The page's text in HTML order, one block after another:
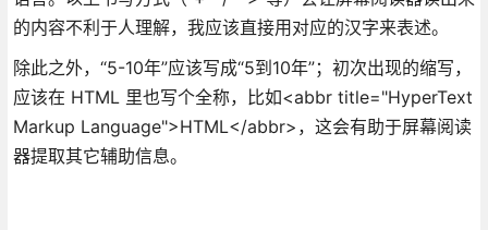
的内容不利于人理解，我应该直接用对应的汉字来表述。
除此之外，“5-10年”应该写成“5到10年”；初次出现的缩写，
应该在 HTML 里也写个全称，比如<abbr title="HyperText
Markup Language">HTML</abbr>，这会有助于屏幕阅读
器提取其它辅助信息。